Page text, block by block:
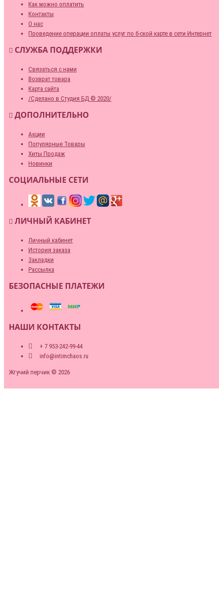
Как можно оплатить
Контакты
О нас
Проведение операции оплаты услуг по б-ской карте в сети Интернет
СЛУЖБА ПОДДЕРЖКИ
Связаться с нами
Возврат товара
Карта сайта
/Сделано в Студия БД © 2020/
ДОПОЛНИТЕЛЬНО
Акции
Популярные Товары
Хиты Продаж
Новинки
СОЦИАЛЬНЫЕ СЕТИ
ЛИЧНЫЙ КАБИНЕТ
Личный кабинет
История заказа
Закладки
Рассылка
БЕЗОПАСНЫЕ ПЛАТЕЖИ
НАШИ КОНТАКТЫ
+ 7 953-242-99-44
info@intimchaos.ru
Жгучий перчик © 2026